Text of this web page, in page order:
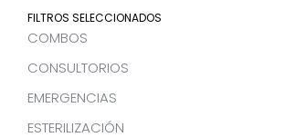
FILTROS SELECCIONADOS
COMBOS
CONSULTORIOS
EMERGENCIAS
ESTERILIZACIÓN